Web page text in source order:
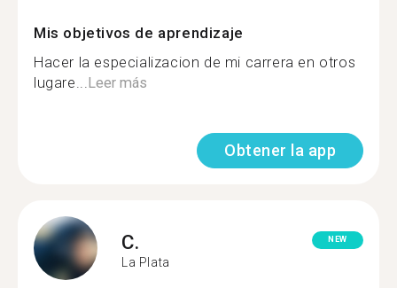
Mis objetivos de aprendizaje
Hacer la especializacion de mi carrera en otros
lugare...Leer más
Obtener la app
C.
La Plata
NEW